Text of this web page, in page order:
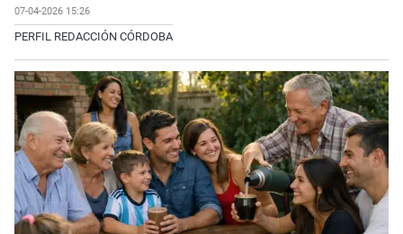
07-04-2026 15:26
PERFIL REDACCIÓN CÓRDOBA